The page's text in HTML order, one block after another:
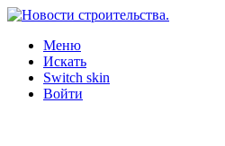
Меню
Искать
Switch skin
Войти